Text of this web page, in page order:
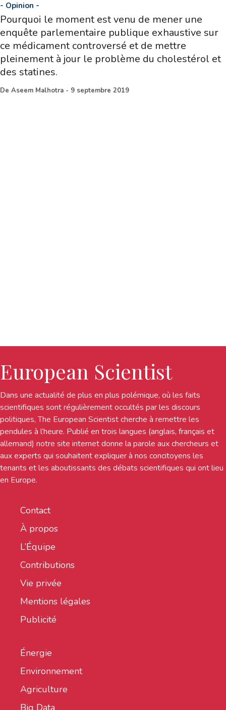
- Opinion -
Pourquoi le moment est venu de mener une
enquête parlementaire publique exhaustive sur
ce médicament controversé et de mettre
pleinement à jour le problème du cholestérol et
des statines.
De Aseem Malhotra - 9 septembre 2019
European Scientist
Dans une actualité de plus en plus polémique, où les faits
scientifiques sont régulièrement occultés par les discours
politiques, The European Scientist cherche à remettre les
pendules à l’heure. Publié en trois langues (anglais, français et
allemand) notre site internet donne la parole aux chercheurs et
aux experts qui souhaitent expliquer à nos concitoyens les
tenants et les aboutissants des débats scientifiques qui ont lieu
en Europe.
Contact
À propos
L’Équipe
Contributions
Vie privée
Mentions légales
Publicité
Énergie
Environnement
Agriculture
Big Data